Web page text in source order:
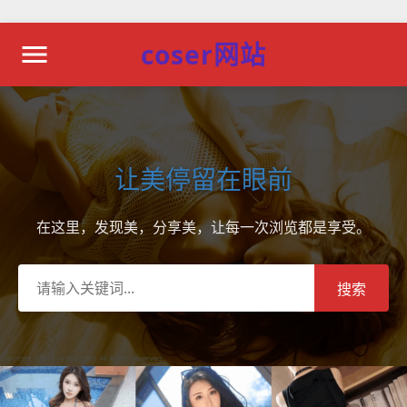
coser网站
让美停留在眼前
在这里，发现美，分享美，让每一次浏览都是享受。
搜索